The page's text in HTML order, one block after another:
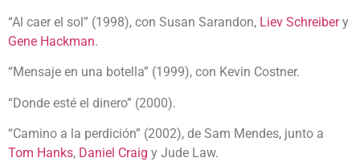
“Al caer el sol” (1998), con Susan Sarandon, Liev Schreibery
Gene Hackman.
“Mensaje en una botella” (1999), con Kevin Costner.
“Donde esté el dinero” (2000).
“Camino a la perdición” (2002), de Sam Mendes, junto a
Tom Hanks, Daniel Craig y Jude Law.